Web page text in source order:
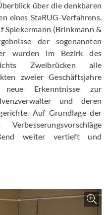
über die denkbaren
eines StaRUG-Verfahrens.
Spiekermann (Brinkmann &
der sogenannten
wurden im Bezirk des
Zweibrücken alle
zweier Geschäftsjahre
Erkenntnisse zur
und deren
Auf Grundlage der
weiter vertieft und